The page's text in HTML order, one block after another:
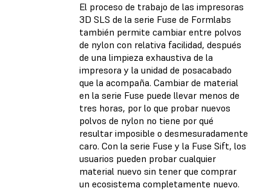
El proceso de trabajo de las impresoras
3D SLS de la serie Fuse de Formlabs
también permite cambiar entre polvos
de nylon con relativa facilidad, después
de una limpieza exhaustiva de la
impresora y la unidad de posacabado
que la acompaña. Cambiar de material
en la serie Fuse puede llevar menos de
tres horas, por lo que probar nuevos
polvos de nylon no tiene por qué
resultar imposible o desmesuradamente
caro. Con la serie Fuse y la Fuse Sift, los
usuarios pueden probar cualquier
material nuevo sin tener que comprar
un ecosistema completamente nuevo.